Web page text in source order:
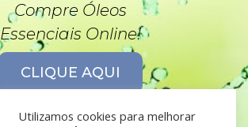
Compre Óleos
Essenciais Online!
CLIQUE AQUI
Utilizamos cookies para melhorar